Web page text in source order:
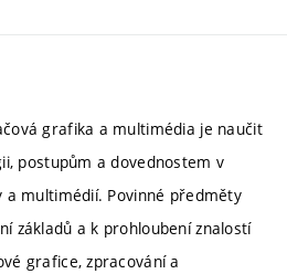
grafika a multimédia je naučit
postupům a dovednostem v
multimédií. Povinné předměty
základů a k prohloubení znalostí
grafice, zpracování a